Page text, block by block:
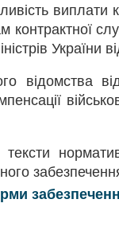
виплати
контрактної
відомства